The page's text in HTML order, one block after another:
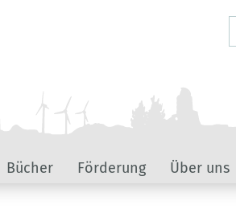
Bücher Förderung Über uns